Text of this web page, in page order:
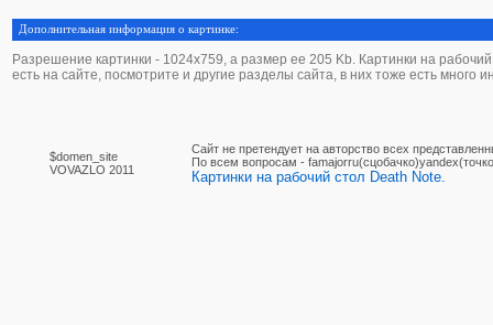
Дополнительная информация о картинке:
Разрешение картинки - 1024х759, а размер ее 205 Kb. Картинки на
есть на сайте, посмотрите и другие разделы сайта, в них тоже есть много
$domen_site
VOVAZLO 2011
Сайт не претендует на авторство всех
По вcем вопросам -
Картинки на рабочий стол Death Note.